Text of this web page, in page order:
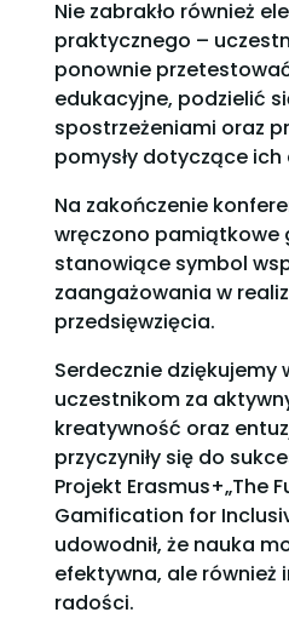
Nie zabrakło również
praktycznego –
ponownie
edukacyjne, podzielić
spostrzeżeniami oraz
pomysły dotyczące
Na zakończenie
wręczono pamiątkowe
stanowiące symbol
zaangażowania w
przedsięwzięcia.
Serdecznie dziękujemy
uczestnikom za
kreatywność oraz
przyczyniły się do
Projekt Erasmus+„The
Gamification for
udowodnił, że nauka
efektywna, ale również
radości.